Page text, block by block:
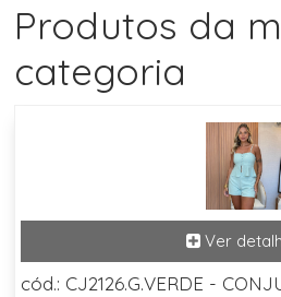
Produtos da
categoria
cód.: CJ2126.G.VERDE -